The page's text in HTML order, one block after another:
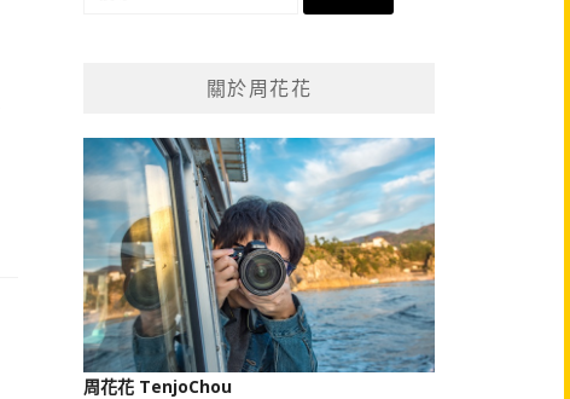
關於周花花
周花花 TenjoChou